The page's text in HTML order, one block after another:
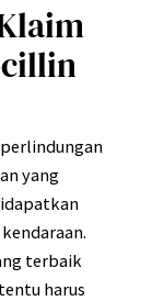
yang
terbaik
harus